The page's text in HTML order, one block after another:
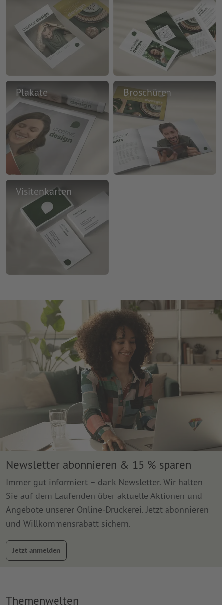
Plakate Broschüren
Visitenkarten
Newsletter abonnieren & 15 % sparen
Immer gut informiert – dank Newsletter. Wir halten
Sie auf dem Laufenden über aktuelle Aktionen und
Angebote unserer Online-Druckerei. Jetzt abonnieren
und Willkommensrabatt sichern.
Jetzt anmelden
Themenwelten